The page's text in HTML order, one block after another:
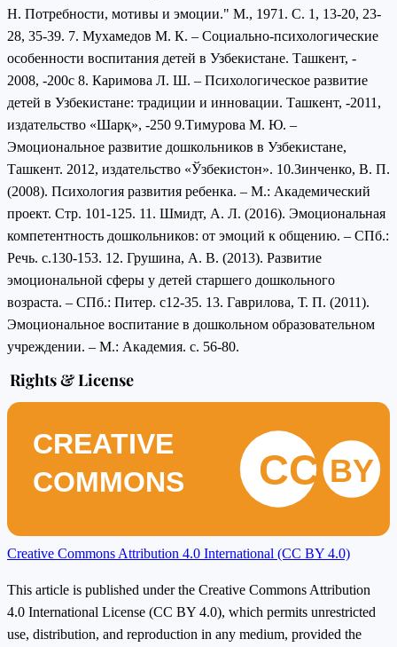
Н. Потребности, мотивы и эмоции." М., 1971. С. 1, 13-20, 23-
28, 35-39. 7. Мухамедов М. К. – Социально-психологические
особенности воспитания детей в Узбекистане. Ташкент, -
2008, -200с 8. Каримова Л. Ш. – Психологическое развитие
детей в Узбекистане: традиции и инновации. Ташкент, -2011,
издательство «Шарқ», -250 9.Тимурова М. Ю. –
Эмоциональное развитие дошкольников в Узбекистане,
Ташкент. 2012, издательство «Ўзбекистон». 10.Зинченко, В. П.
(2008). Психология развития ребенка. – М.: Академический
проект. Стр. 101-125. 11. Шмидт, А. Л. (2016). Эмоциональная
компетентность дошкольников: от эмоций к общению. – СПб.:
Речь. с.130-153. 12. Грушина, А. В. (2013). Развитие
эмоциональной сферы у детей старшего дошкольного
возраста. – СПб.: Питер. с12-35. 13. Гаврилова, Т. П. (2011).
Эмоциональное воспитание в дошкольном образовательном
учреждении. – М.: Академия. с. 56-80.
Rights & License
CREATIVE
COMMONS
CC BY
Creative Commons Attribution 4.0 International (CC BY 4.0)
This article is published under the Creative Commons Attribution
4.0 International License (CC BY 4.0), which permits unrestricted
use, distribution, and reproduction in any medium, provided the